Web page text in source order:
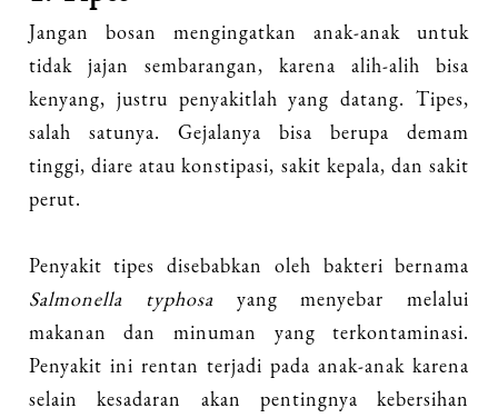
Jangan bosan mengingatkan anak-anak untuk
tidak jajan sembarangan, karena alih-alih bisa
kenyang, justru penyakitlah yang datang. Tipes,
salah satunya. Gejalanya bisa berupa demam
tinggi, diare atau konstipasi, sakit kepala, dan sakit
perut.
Penyakit tipes disebabkan oleh bakteri bernama
Salmonella typhosayang menyebar melalui
makanan dan minuman yang terkontaminasi.
Penyakit ini rentan terjadi pada anak-anak karena
selain kesadaran akan pentingnya kebersihan